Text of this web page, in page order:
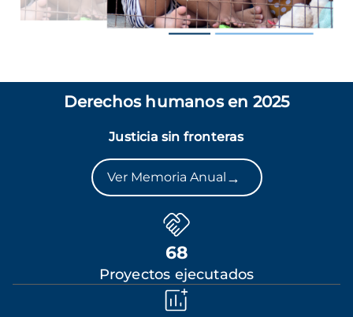
Derechos humanos en 2025
Justicia sin fronteras
Ver Memoria Anual →
68
Proyectos ejecutados